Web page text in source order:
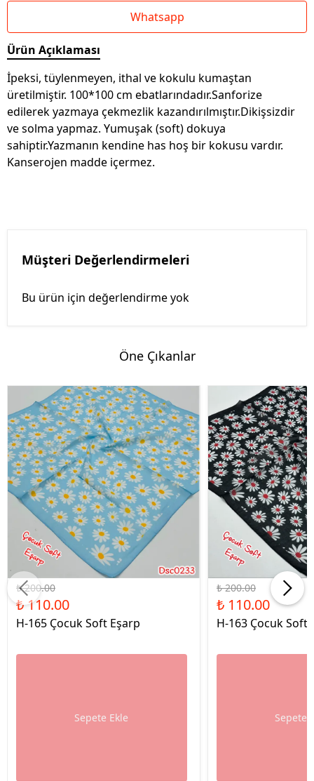
Whatsapp
Ürün Açıklaması
İpeksi, tüylenmeyen, ithal ve kokulu kumaştan
üretilmiştir. 100*100 cm ebatlarındadır.Sanforize
edilerek yazmaya çekmezlik kazandırılmıştır.Dikişsizdir
ve solma yapmaz. Yumuşak (soft) dokuya
sahiptir.Yazmanın kendine has hoş bir kokusu vardır.
Kanserojen madde içermez.
Müşteri Değerlendirmeleri
Bu ürün için değerlendirme yok
Öne Çıkanlar
%45 İndirim
₺ 200.00
₺ 110.00
H-165 Çocuk Soft Eşarp
Sepete Ekle
%45 İndirim
₺ 200.00
₺ 110.00
H-163 Çocuk Soft
Sepete